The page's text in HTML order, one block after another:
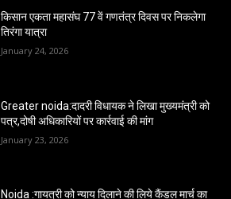
किसान एकता महासंघ 77 वें गणतंत्र दिवस पर निकलेगा
तिरंगा यात्रा
January 24, 2026
Greater noida:दादरी विधायक ने लिखा मुख्यमंत्री को
पत्र,दोषी अधिकारियों पर कार्रवाई की मांग
January 23, 2026
Noida :गायत्री को न्याय दिलाने की लिये कैंडल मार्च का